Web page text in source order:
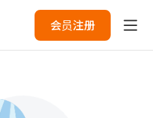
会员注册